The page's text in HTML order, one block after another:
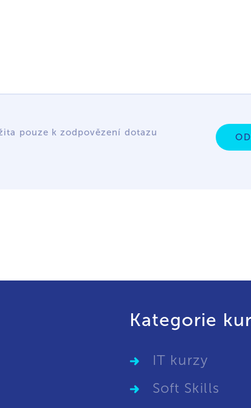
pouze k zodpovězení dotazu
Kategorie
IT kurzy
Soft Skills